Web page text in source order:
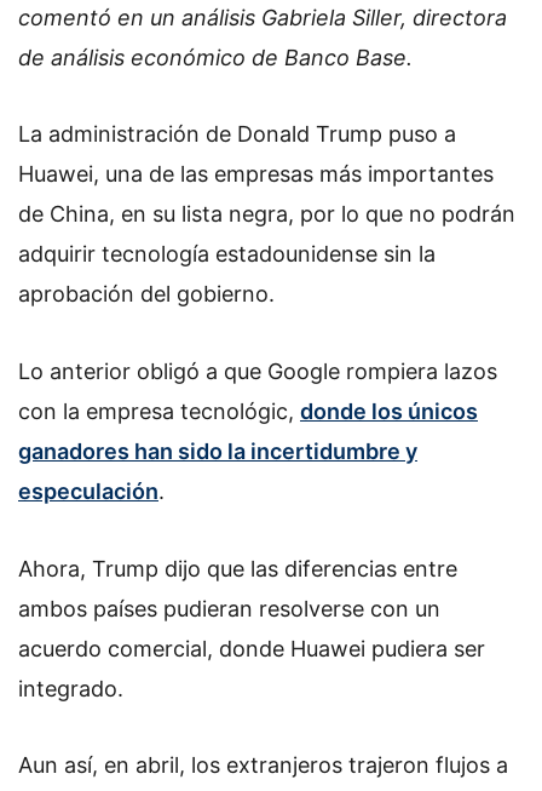
comentó en un análisis Gabriela Siller, directora
de análisis económico de Banco Base.
La administración de Donald Trump puso a
Huawei, una de las empresas más importantes
de China, en su lista negra, por lo que no podrán
adquirir tecnología estadounidense sin la
aprobación del gobierno.
Lo anterior obligó a que Google rompiera lazos
con la empresa tecnológic, donde los únicos
ganadores han sido la incertidumbre y
especulación.
Ahora, Trump dijo que las diferencias entre
ambos países pudieran resolverse con un
acuerdo comercial, donde Huawei pudiera ser
integrado.
Aun así, en abril, los extranjeros trajeron flujos a